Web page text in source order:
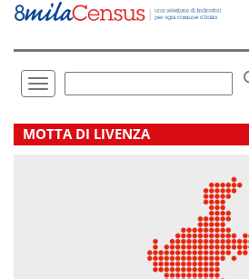
Vai
direttamente
Toggle
navigation
.
MOTTA DI LIVENZA